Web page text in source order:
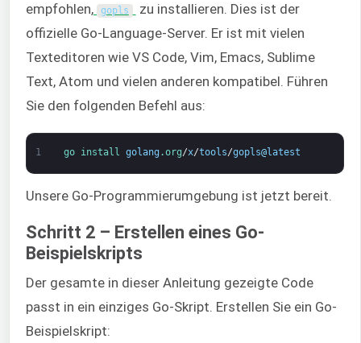
empfohlen,
gopls
zu installieren. Dies ist der
offizielle Go-Language-Server. Er ist mit vielen
Texteditoren wie VS Code, Vim, Emacs, Sublime
Text, Atom und vielen anderen kompatibel. Führen
Sie den folgenden Befehl aus:
1 go install golang .org/x/tools/gopls@latest
Unsere Go-Programmierumgebung ist jetzt bereit.
Schritt 2 – Erstellen eines Go-
Beispielskripts
Der gesamte in dieser Anleitung gezeigte Code
passt in ein einziges Go-Skript. Erstellen Sie ein Go-
Beispielskript: